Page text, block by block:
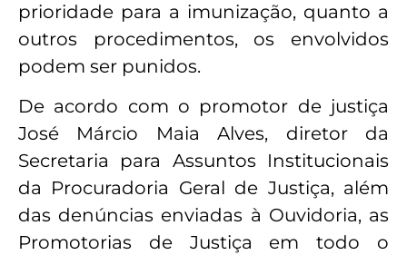
prioridade para a imunização, quanto a
outros procedimentos, os envolvidos
podem ser punidos.
De acordo com o promotor de justiça
José Márcio Maia Alves, diretor da
Secretaria para Assuntos Institucionais
da Procuradoria Geral de Justiça, além
das denúncias enviadas à Ouvidoria, as
Promotorias de Justiça em todo o